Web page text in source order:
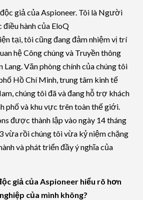
giả của Aspioneer. Tôi là Người
điều hành của EloQ
tại, tôi cũng đang đảm nhiệm vị trí
hệ Công chúng và Truyền thông
Văn phòng chính của chúng tôi
Hồ Chí Minh, trung tâm kinh tế
chúng tôi đã và đang hỗ trợ khách
phố và khu vực trên toàn thế giới.
được thành lập vào ngày 14 tháng
vừa rồi chúng tôi vừa kỷ niệm chặng
và phát triển đầy ý nghĩa của
giả của Aspioneer hiểu rõ hơn
của mình không?